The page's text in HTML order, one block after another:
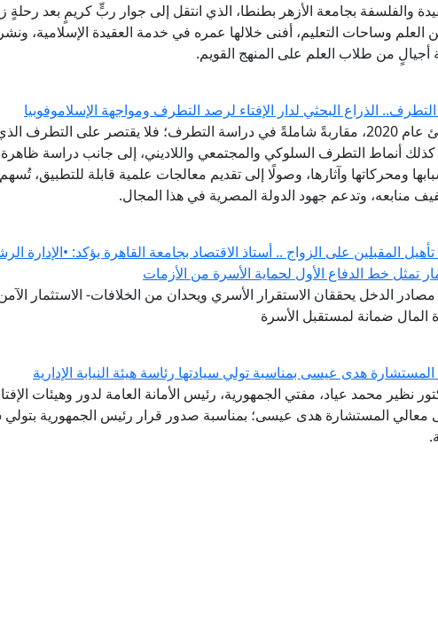
والفلسفة بجامعة الأزهر بطنطا، الذي انتقل إلى جوار ربٍّ كريمٍ بعد رحلةٍ
العلم وساحات التعليم، أفنى خلالها عمره في خدمة العقيدة الإسلامية،
أجيالٍ من طلاب العلم على المنهج القويم.
الذراع البحثي لدار الإفتاء لرصد التطرف ومواجهة الإسلاموفوبيا
ويتبنى المركز، الذي أُنشئ عام 2020، مقاربةً شاملةً في دراسة التطرف؛ فلا يقتصر على
كذلك أنماط التطرف السلوكي والمجتمعي واللاديني، إلى جانب دراسة ظاهرة
ومحركاتها وآثارها، وصولًا إلى تقديم معالجات علمية قابلة للتطبيق،
منابعه، وتدعم جهود الدولة المصرية في هذا المجال.
المقبلين على الزواج .. أستاذ الاقتصاد بجامعة القاهرة يؤكد: •الإدارة
تمثل خط الدفاع الأول لحماية الأسرة من الأزمات
الدخل يحققان الاستقرار الأسري ويحدان من الخلافات- الاستثمار الآمن
المال ضمانة لمستقبل الأسرة
هدى عيسى بمناسبة تولي سيادتها رئاسة هيئة النيابة الإدارية
نظير محمد عياد، مفتي الجمهورية، رئيس الأمانة العامة لدور وهيئات
معالي المستشارة هدى عيسى؛ بمناسبة صدور قرار رئيس الجمهورية بتولي